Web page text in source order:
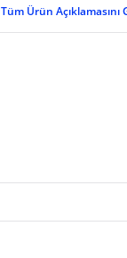
Tüm Ürün Açıklamasını